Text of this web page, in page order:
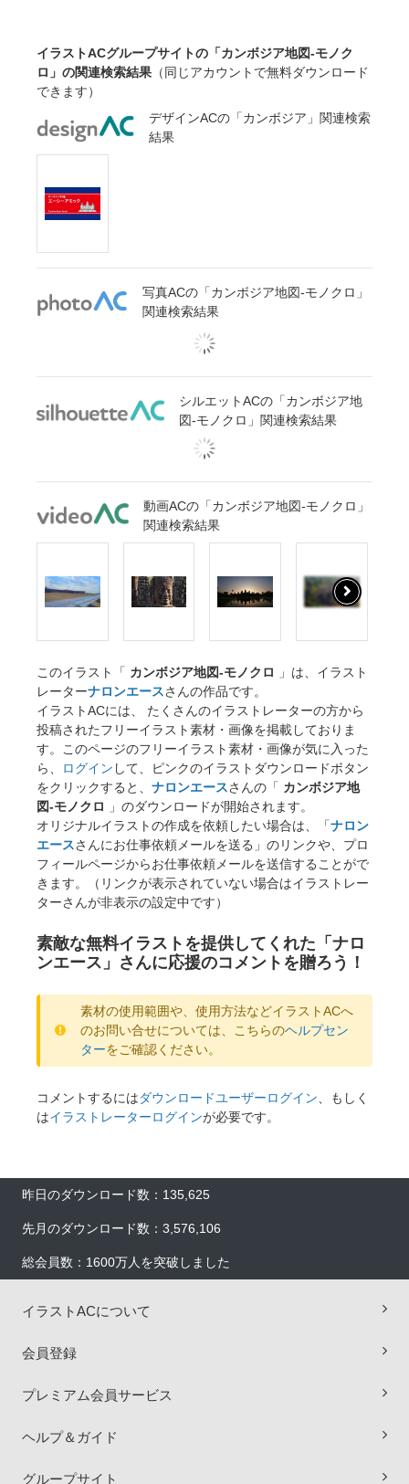
イラストACグループサイトの「カンボジア地図-モノク
ロ」の関連検索結果 （同じアカウントで無料ダウンロード
できます）
デザインACの「カンボジア」関連検索
結果
写真ACの「カンボジア地図-モノクロ」
関連検索結果
シルエットACの「カンボジア地
図-モノクロ」関連検索結果
動画ACの「カンボジア地図-モノクロ」
関連検索結果
このイラスト「 カンボジア地図-モノクロ
」は、イラスト
レーターナロンエースさんの作品です。
イラストACには、 たくさんのイラストレーターの方から
投稿されたフリーイラスト素材・画像を掲載しておりま
す。このページのフリーイラスト素材・画像が気に入った
ら、
ログイン して、ピンクのイラストダウンロードボタン
をクリックすると、 ナロンエースさんの「 カンボジア地
図-モノクロ
」のダウンロードが開始されます。
オリジナルイラストの作成を依頼したい場合は、「ナロン
エースさんにお仕事依頼メールを送る」のリンクや、プロ
フィールページからお仕事依頼メールを送信することがで
きます。（リンクが表示されていない場合はイラストレー
ターさんが非表示の設定中です）
素敵な無料イラストを提供してくれた「ナロ
ンエース」さんに応援のコメントを贈ろう！
素材の使用範囲や、使用方法などイラストACへ
のお問い合せについては、こちらのヘルプセン
ターをご確認ください。
コメントするにはダウンロードユーザーログイン 、もしく
はイラストレーターログインが必要です。
昨日のダウンロード数：135,625
先月のダウンロード数：3,576,106
総会員数：1600万人を突破しました
イラストACについて
会員登録
プレミアム会員サービス
ヘルプ＆ガイド
グループサイト